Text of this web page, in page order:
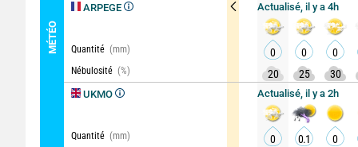
MÉTÉO
ARPEGE
Quantité (mm)
Nébulosité (%)
UKMO
Quantité (mm)
Actualisé, il y a 4h
0 0 0
20
25 30
Actualisé, il y a 2h
0 0.1 0